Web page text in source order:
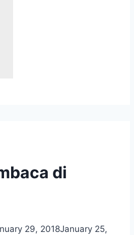
di
29, 2018January 25,